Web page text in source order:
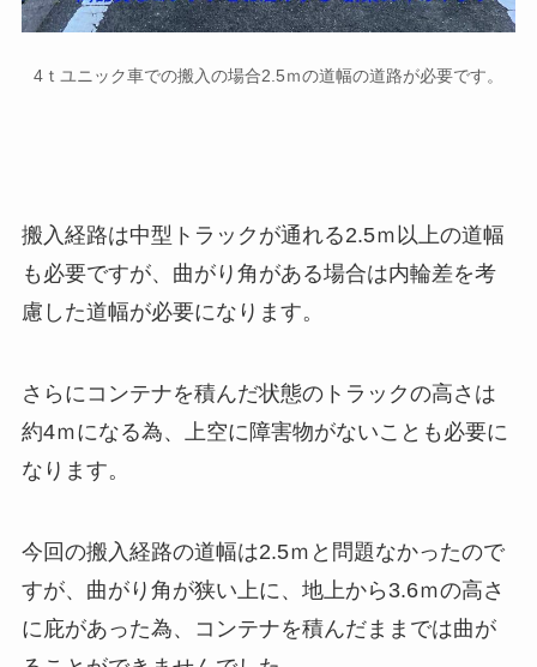
4ｔユニック車での搬入の場合2.5ｍの道幅の道路が必要です。
搬入経路は中型トラックが通れる2.5ｍ以上の道幅
も必要ですが、曲がり角がある場合は内輪差を考
慮した道幅が必要になります。
さらにコンテナを積んだ状態のトラックの高さは
約4ｍになる為、上空に障害物がないことも必要に
なります。
今回の搬入経路の道幅は2.5ｍと問題なかったので
すが、曲がり角が狭い上に、地上から3.6ｍの高さ
に庇があった為、コンテナを積んだままでは曲が